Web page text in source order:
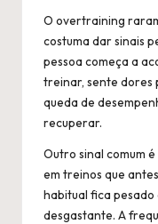
O overtraining
costuma dar sinais
pessoa começa a
treinar, sente dores
queda de
recuperar.
Outro sinal comum
em treinos que
habitual fica
desgastante. A